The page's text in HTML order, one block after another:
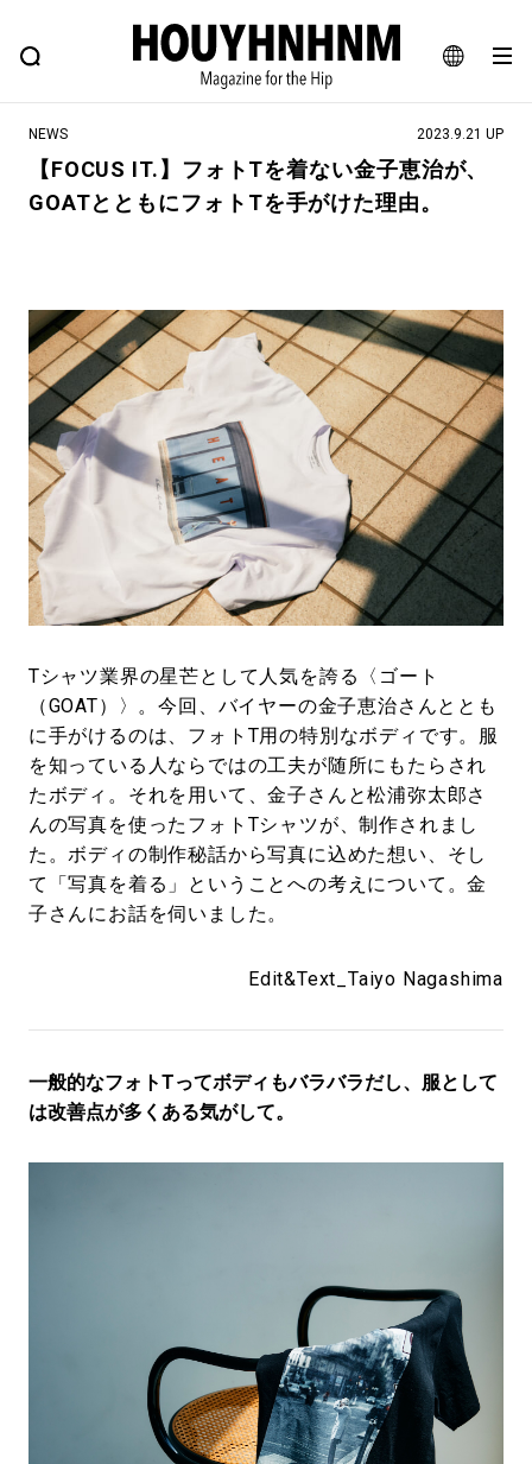
JA
EN
FEATURE BLOG SNAP
ヒップなファッション、カルチャー、ライフスタイルWEBマガジン
#NEW VINTAGE #マイナーグッド図鑑
#路地裏てぃーん。 #MONTHLY JOURNAL
#GH 銘品の所以 #フイナムのYouTube
#Commune H #FOCUS IT #AH.H
#ととけん #FASHION #MUSIC #MOVIE
#SNEAKER #OUTDOOR
#HANDSOME HANDBOOK
NEWS 2023.9.21 UP
【FOCUS IT.】フォトTを着ない金子恵治が、
GOATとともにフォトTを手がけた理由。
Tシャツ業界の星芒として人気を誇る〈ゴート
（GOAT）〉。今回、バイヤーの金子恵治さんととも
に手がけるのは、フォトT用の特別なボディです。服
を知っている人ならではの工夫が随所にもたらされ
たボディ。それを用いて、金子さんと松浦弥太郎さ
んの写真を使ったフォトTシャツが、制作されまし
た。ボディの制作秘話から写真に込めた想い、そし
て「写真を着る」ということへの考えについて。金
子さんにお話を伺いました。
Edit&Text_Taiyo Nagashima
一般的なフォトTってボディもバラバラだし、服として
は改善点が多くある気がして。